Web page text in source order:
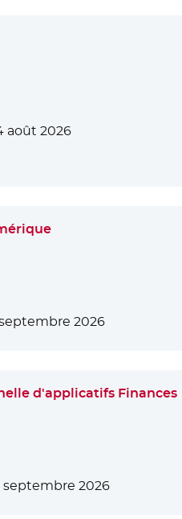
août 2026
2026
d'applicatifs Finances
septembre 2026